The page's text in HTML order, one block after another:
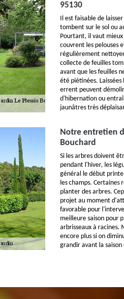
95130
Il est faisable de
tombent sur le sol ou
Pourtant, il vaut mieux
couvrent les pelouses
régulièrement
collecte de feuilles
avant que les feuilles
été piétinées. Laissées
errent peuvent
d'hibernation ou
jaunâtres très
Notre entretien
Bouchard
Si les arbres doivent
pendant l'hiver, les
général le début
les champs. Certaines
planter des arbres.
projet au moment
favorable pour
meilleure saison pour
arbrisseaux à racines.
encore plus si on
grandir avant la saison